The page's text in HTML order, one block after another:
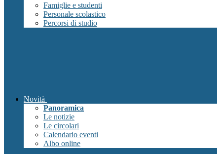
Famiglie e studenti
Personale scolastico
Percorsi di studio
Novità
Panoramica
Le notizie
Le circolari
Calendario eventi
Albo online